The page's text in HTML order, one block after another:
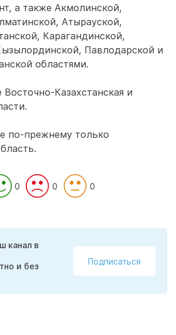
а также Акмолинской,
Атырауской,
Карагандинской,
Павлодарской и
областями.
Казахстанская и
по-прежнему только
0 0 0
канал в
и без
Подписаться